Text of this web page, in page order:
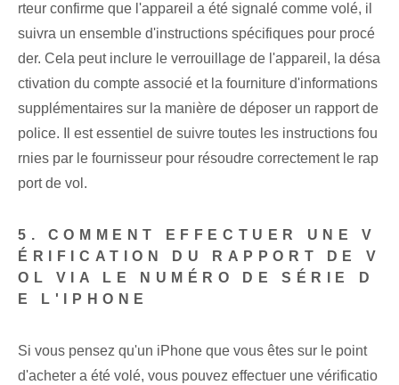
rteur confirme que l'appareil a été signalé comme volé, il
suivra un ensemble d'instructions spécifiques pour procé
der. Cela peut inclure le verrouillage de l'appareil, la désa
ctivation du compte associé et la fourniture d'informations
supplémentaires sur la manière de déposer un rapport de
police. Il est essentiel de suivre toutes les instructions fou
rnies par le fournisseur pour résoudre correctement le rap
port de vol.
5. COMMENT EFFECTUER UNE V
ÉRIFICATION DU RAPPORT DE V
OL VIA LE NUMÉRO DE SÉRIE D
E L'IPHONE
Si vous pensez qu'un iPhone que vous êtes sur le point
d'acheter a été volé, vous pouvez effectuer une vérificatio